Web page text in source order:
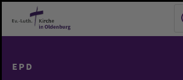
Zum Hauptinhalt springen
EPD